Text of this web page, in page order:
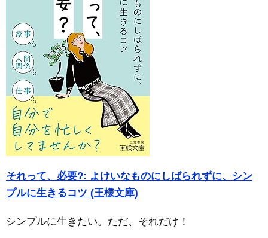
それって、必要?: よけいなものにしばられずに、シン
プルに生きるコツ (王様文庫)
シンプルに生きたい。ただ、それだけ！